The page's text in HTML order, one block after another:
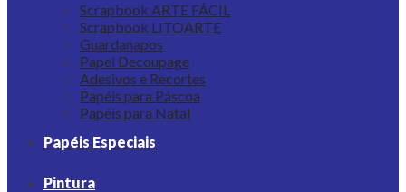
Scrapbook ARTE FÁCIL
Scrapbook LITOARTE
Guardanapos
Papel Decoupage
Adesivos e Recortes
Papéis para Páscoa
Papéis para Natal
Papéis Especiais
Pintura